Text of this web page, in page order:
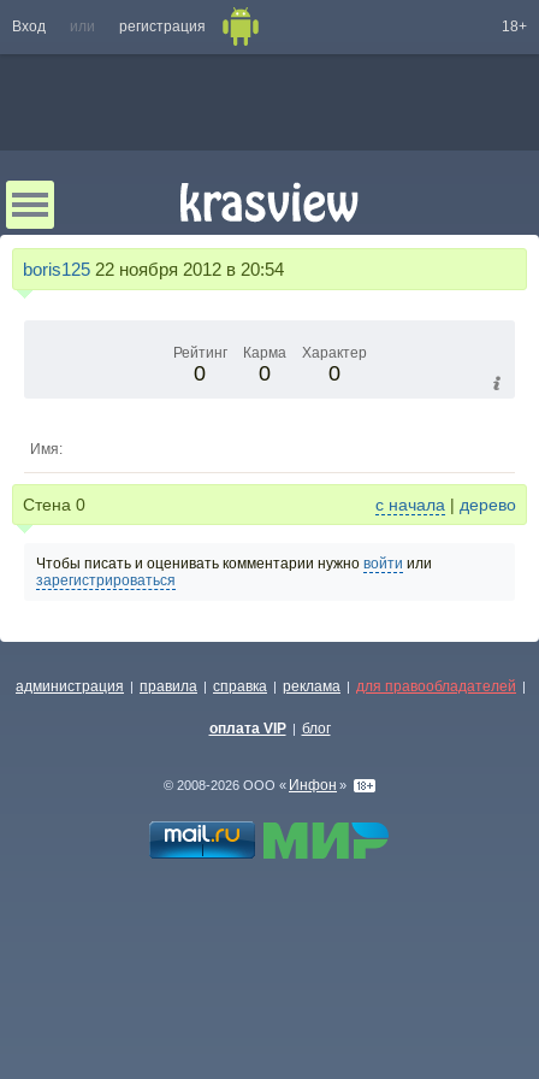
Вход или регистрация 18+
boris125 22 ноября 2012 в 20:54
Рейтинг
0
Карма
0
Характер
0
Имя:
Стена 0 с начала | дерево
Чтобы писать и оценивать комментарии нужно войти или
зарегистрироваться
администрация | правила | справка | реклама | для правообладателей |
оплата VIP | блог
© 2008-2026 ООО « Инфон »